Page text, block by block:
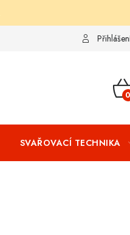
Splátkový
SVAŘOVACÍ TECHNIKA